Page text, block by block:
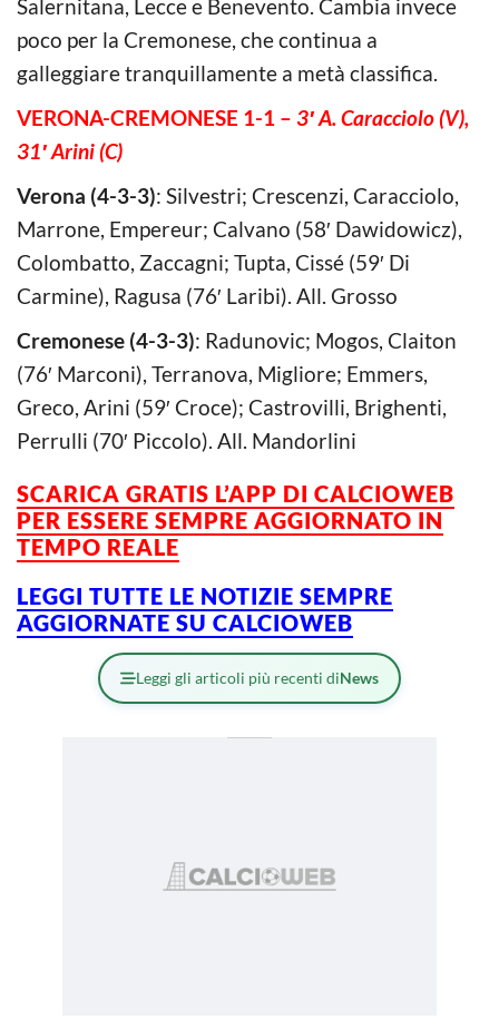
Salernitana, Lecce e Benevento. Cambia invece
poco per la Cremonese, che continua a
galleggiare tranquillamente a metà classifica.
VERONA-CREMONESE 1-1 – 3′ A. Caracciolo (V),
31′ Arini (C)
Verona (4-3-3): Silvestri; Crescenzi, Caracciolo,
Marrone, Empereur; Calvano (58′ Dawidowicz),
Colombatto, Zaccagni; Tupta, Cissé (59′ Di
Carmine), Ragusa (76′ Laribi). All. Grosso
Cremonese (4-3-3): Radunovic; Mogos, Claiton
(76′ Marconi), Terranova, Migliore; Emmers,
Greco, Arini (59′ Croce); Castrovilli, Brighenti,
Perrulli (70′ Piccolo). All. Mandorlini
SCARICA GRATIS L’APP DI CALCIOWEB
PER ESSERE SEMPRE AGGIORNATO IN
TEMPO REALE
LEGGI TUTTE LE NOTIZIE SEMPRE
AGGIORNATE SU CALCIOWEB
Leggi gli articoli più recenti diNews